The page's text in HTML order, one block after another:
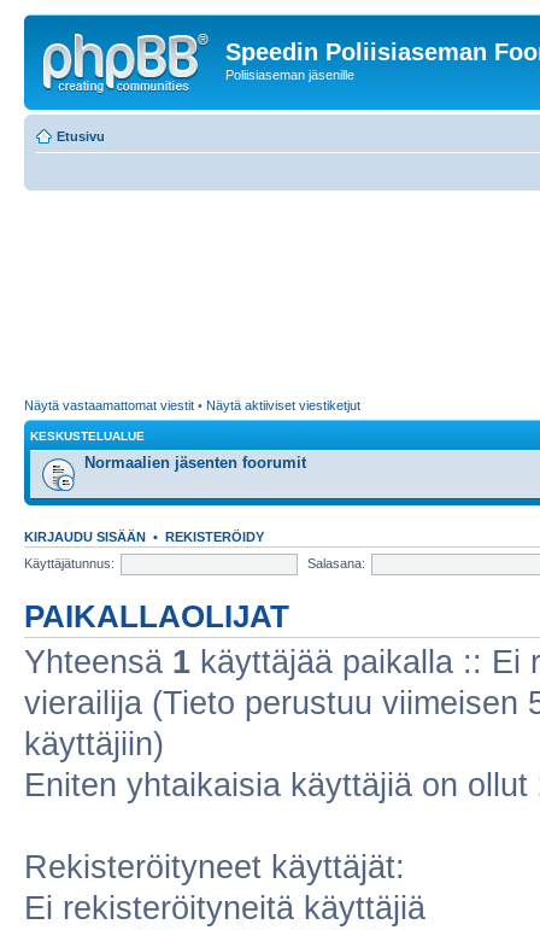
Speedin Poliisiaseman
Poliisiaseman jäsenille
Etusivu
Näytä vastaamattomat viestit • Näytä aktiiviset viestiketjut
KESKUSTELUALUE
Normaalien jäsenten foorumit
KIRJAUDU SISÄÄN • REKISTERÖIDY
Käyttäjätunnus:
Salasana:
PAIKALLAOLIJAT
Yhteensä 1 käyttäjää paikalla :: Ei
vierailija (Tieto perustuu viimeisen
käyttäjiin)
Eniten yhtaikaisia käyttäjiä on ollut
Rekisteröityneet käyttäjät:
Ei rekisteröityneitä käyttäjiä